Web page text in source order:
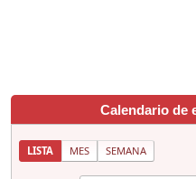
Calendario de
LISTA MES SEMANA